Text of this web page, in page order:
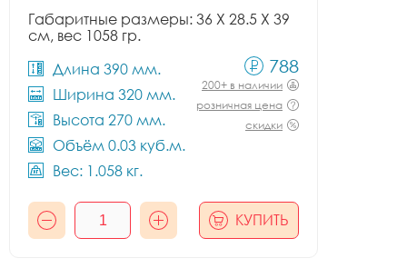
Габаритные размеры: 36 X 28.5 X 39
см, вес 1058 гр.
Длина 390 мм.
Ширина 320 мм.
Высота 270 мм.
Объём 0.03 куб.м.
Вес: 1.058 кг.
788
200+ в наличии
розничная цена
скидки
КУПИТЬ